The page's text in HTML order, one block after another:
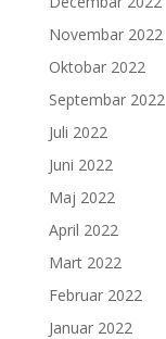
Novembar 2022
Oktobar 2022
Septembar 2022
Juli 2022
Juni 2022
Maj 2022
April 2022
Mart 2022
Februar 2022
Januar 2022